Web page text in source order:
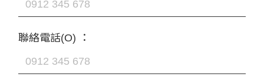
聯絡電話(O) ：